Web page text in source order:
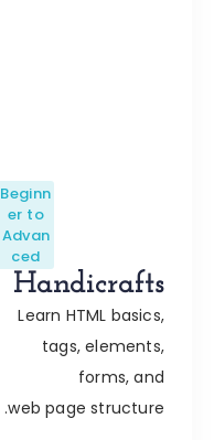
Beginn
er to
Advan
ced
Handicrafts
Learn HTML basics,
tags, elements,
forms, and
web page structure.